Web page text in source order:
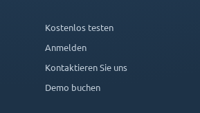
Kostenlos testen
Anmelden
Kontaktieren Sie uns
Demo buchen